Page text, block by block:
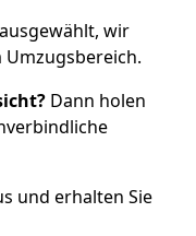
wir
Umzugsbereich.
Dann holen
und erhalten Sie